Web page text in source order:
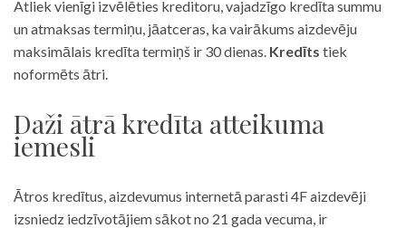
Atliek vienīgi izvēlēties kreditoru, vajadzīgo kredīta summu
un atmaksas termiņu, jāatceras, ka vairākums aizdevēju
maksimālais kredīta termiņš ir 30 dienas. Kredīts tiek
noformēts ātri.
Daži ātrā kredīta atteikuma
iemesli
Ātros kredītus, aizdevumus internetā parasti 4F aizdevēji
izsniedz iedzīvotājiem sākot no 21 gada vecuma, ir